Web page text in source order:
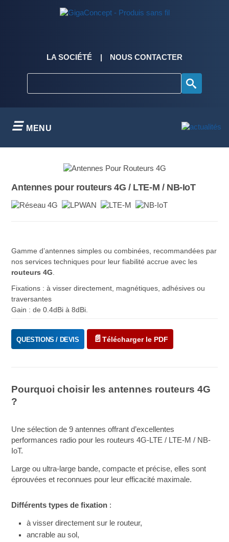
LA SOCIÉTÉ NOUS CONTACTER
MENU
Antennes pour routeurs 4G / LTE-M / NB-IoT
Gamme d’antennes simples ou combinées, recommandées par
nos services techniques pour leur fiabilité accrue avec les
routeurs 4G
Fixations : à visser directement, magnétiques, adhésives ou
traversantes
Gain : de 0.4dBi à 8dBi.
QUESTIONS / DEVIS Télécharger le PDF
Pourquoi choisir les antennes routeurs 4G
?
Une sélection de 9 antennes offrant d’excellentes
performances radio pour les routeurs 4G-LTE / LTE-M / NB-
IoT.
Large ou ultra-large bande, compacte et précise, elles sont
éprouvées et reconnues pour leur efficacité maximale.
Différents types de fixation :
à visser directement sur le routeur,
ancrable au sol,